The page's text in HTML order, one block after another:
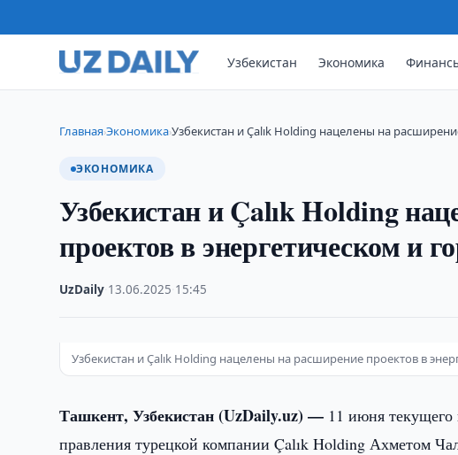
Узбекистан Экономика
Главная›Экономика›Узбекистан и Çalık Holding нацелены на
ЭКОНОМИКА
Узбекистан и Çalık Holding
проектов в энергетическом и
UzDaily 13.06.2025 15:45
Узбекистан и Çalık Holding нацелены на расширение проектов в
Ташкент, Узбекистан (UzDaily.uz) — 11 июня текущего
правления турецкой компании Çalık Holding Ахметом